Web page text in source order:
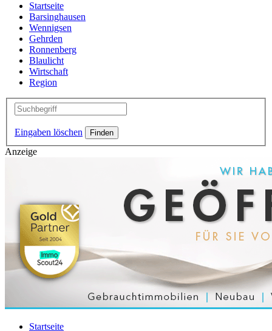
Startseite
Barsinghausen
Wennigsen
Gehrden
Ronnenberg
Blaulicht
Wirtschaft
Region
Eingaben löschen
Anzeige
Startseite